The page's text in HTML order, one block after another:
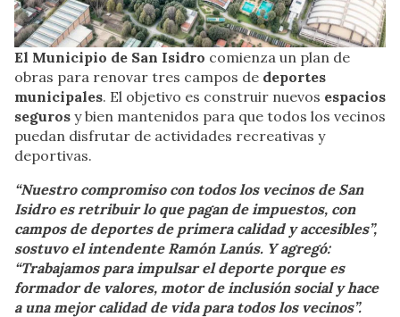
El Municipio de San Isidro comienza un plan de
obras para renovar tres campos de deportes
municipales. El objetivo es construir nuevos espacios
seguros y bien mantenidos para que todos los vecinos
puedan disfrutar de actividades recreativas y
deportivas.
“Nuestro compromiso con todos los vecinos de San
Isidro es retribuir lo que pagan de impuestos, con
campos de deportes de primera calidad y accesibles”,
sostuvo el intendente Ramón Lanús. Y agregó:
“Trabajamos para impulsar el deporte porque es
formador de valores, motor de inclusión social y hace
a una mejor calidad de vida para todos los vecinos”.